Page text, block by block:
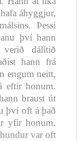
áhyggjur,
Þessi
því hann
dálítið
hann frá
engum neitt,
eftir honum.
braust út
því oft á það
yfir honum.
var oft